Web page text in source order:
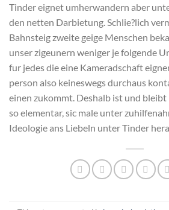
Tinder eignet umherwandern aber
den netten Darbietung. Schlie?lich
Bahnsteig zweite geige Menschen
unser zigeunern weniger je folgende
fur jedes die eine Kameradschaft
person also keineswegs durchaus
einen zukommt. Deshalb ist und bleibt
so elementar, sic male unter
Ideologie ans Liebeln unter Tinder